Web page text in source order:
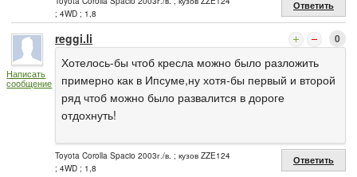
; 4WD ; 1,8
Ответить
Написать
сообщение
reggi.li 0
Хотелось-бы чтоб кресла можно было разложить
примерно как в Ипсуме,ну хотя-бы первый и второй
ряд чтоб можно было развалится в дороге
отдохнуть!
Toyota Corolla Spacio 2003г./в. ; кузов ZZE124
; 4WD ; 1,8
Ответить